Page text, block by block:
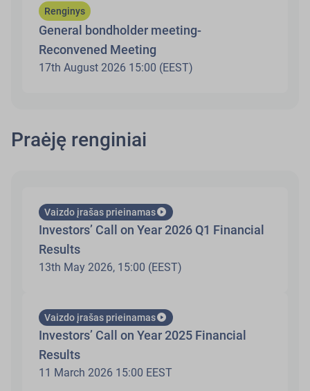
Renginys
General bondholder meeting-
Reconvened Meeting
17th August 2026 15:00 (EEST)
Praėję renginiai
Vaizdo įrašas prieinamasplay_circle
Investors’ Call on Year 2026 Q1 Financial
Results
13th May 2026, 15:00 (EEST)
Vaizdo įrašas prieinamasplay_circle
Investors’ Call on Year 2025 Financial
Results
11 March 2026 15:00 EEST